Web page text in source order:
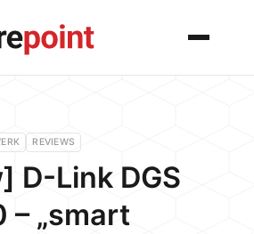
Menü
REVIEWS
D-Link DGS
– „smart